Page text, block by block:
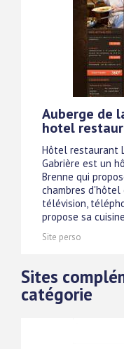
Auberge de
hotel
Hôtel restaurant
Gabrière est un
Brenne qui
chambres d'hôtel
télévision,
propose sa
Site perso
Sites
catégorie